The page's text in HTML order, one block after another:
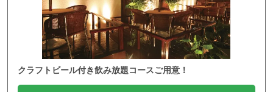
クラフトビール付き飲み放題コースご用意！